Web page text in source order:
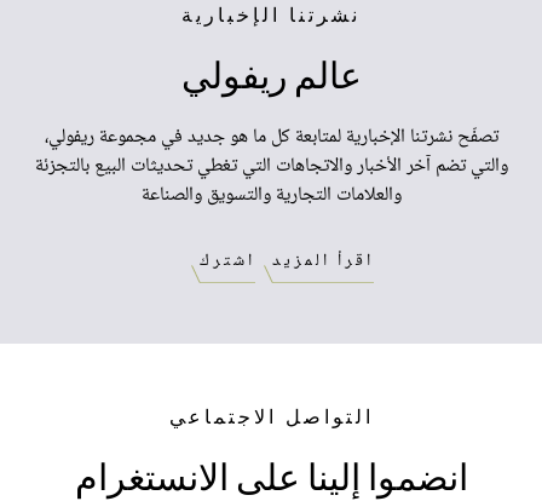
نشرتنا الإخبارية
عالم ريفولي
تصفّح نشرتنا الإخبارية لمتابعة كل ما هو جديد في مجموعة ريفولي،
والتي تضم آخر الأخبار والاتجاهات التي تغطي تحديثات البيع بالتجزئة
والعلامات التجارية والتسويق والصناعة
اقرأ المزيد اشترك
التواصل الاجتماعي
انضموا إلينا على الانستغرام